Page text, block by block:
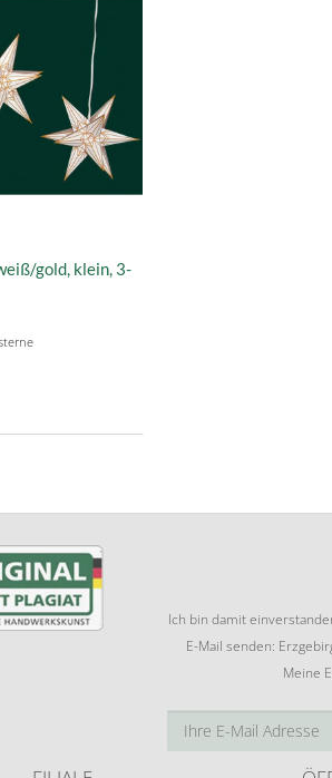
gold, klein, 3-
Ich bin damit
E-Mail senden:
Meine